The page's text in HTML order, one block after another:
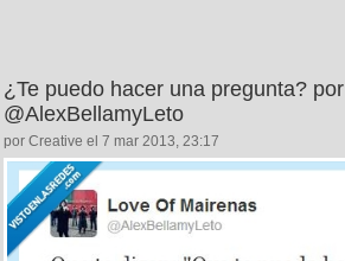
¿Te puedo hacer una pregunta? por
@AlexBellamyLeto
por Creative el 7 mar 2013, 23:17